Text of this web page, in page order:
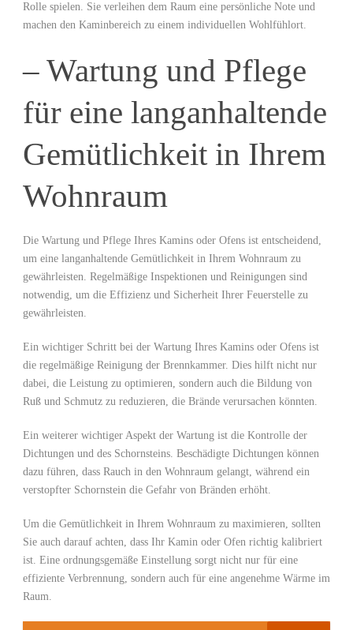
Rolle spielen. Sie verleihen dem Raum eine persönliche Note und
machen den Kaminbereich zu einem individuellen Wohlfühlort.
– Wartung und Pflege
für eine langanhaltende
Gemütlichkeit in Ihrem
Wohnraum
Die Wartung und Pflege Ihres Kamins oder Ofens ist entscheidend,
um eine langanhaltende Gemütlichkeit in Ihrem Wohnraum zu
gewährleisten. Regelmäßige Inspektionen und Reinigungen sind
notwendig, um die Effizienz und Sicherheit Ihrer Feuerstelle zu
gewährleisten.
Ein wichtiger Schritt bei der Wartung Ihres Kamins oder Ofens ist
die regelmäßige Reinigung der Brennkammer. Dies hilft nicht nur
dabei, die Leistung zu optimieren, sondern auch die Bildung von
Ruß und Schmutz zu reduzieren, die Brände verursachen könnten.
Ein weiterer wichtiger Aspekt der Wartung ist die Kontrolle der
Dichtungen und des Schornsteins. Beschädigte Dichtungen können
dazu führen, dass Rauch in den Wohnraum gelangt, während ein
verstopfter Schornstein die Gefahr von Bränden erhöht.
Um die Gemütlichkeit in Ihrem Wohnraum zu maximieren, sollten
Sie auch darauf achten, dass Ihr Kamin oder Ofen richtig kalibriert
ist. Eine ordnungsgemäße Einstellung sorgt nicht nur für eine
effiziente Verbrennung, sondern auch für eine angenehme Wärme im
Raum.